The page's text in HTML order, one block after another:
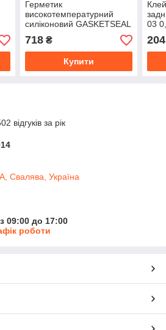
Герметик
високотемпературний
силіконовий GASKETSEAL
Soudal /t<285/ 280 мл
718₴
Купити
03
204
відгуків за рік
Свалява, Україна
09:00 до 17:00
роботи